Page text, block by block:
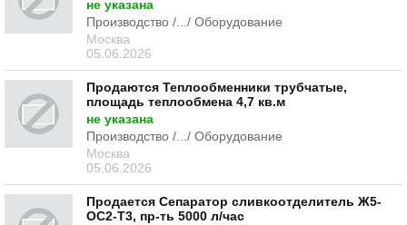
не указана
Производство /.../ Оборудование
Москва
05.06.2026
Продаются Теплообменники трубчатые,
площадь теплообмена 4,7 кв.м
не указана
Производство /.../ Оборудование
Москва
05.06.2026
Продается Сепаратор сливкоотделитель Ж5-
ОС2-Т3, пр-ть 5000 л/час